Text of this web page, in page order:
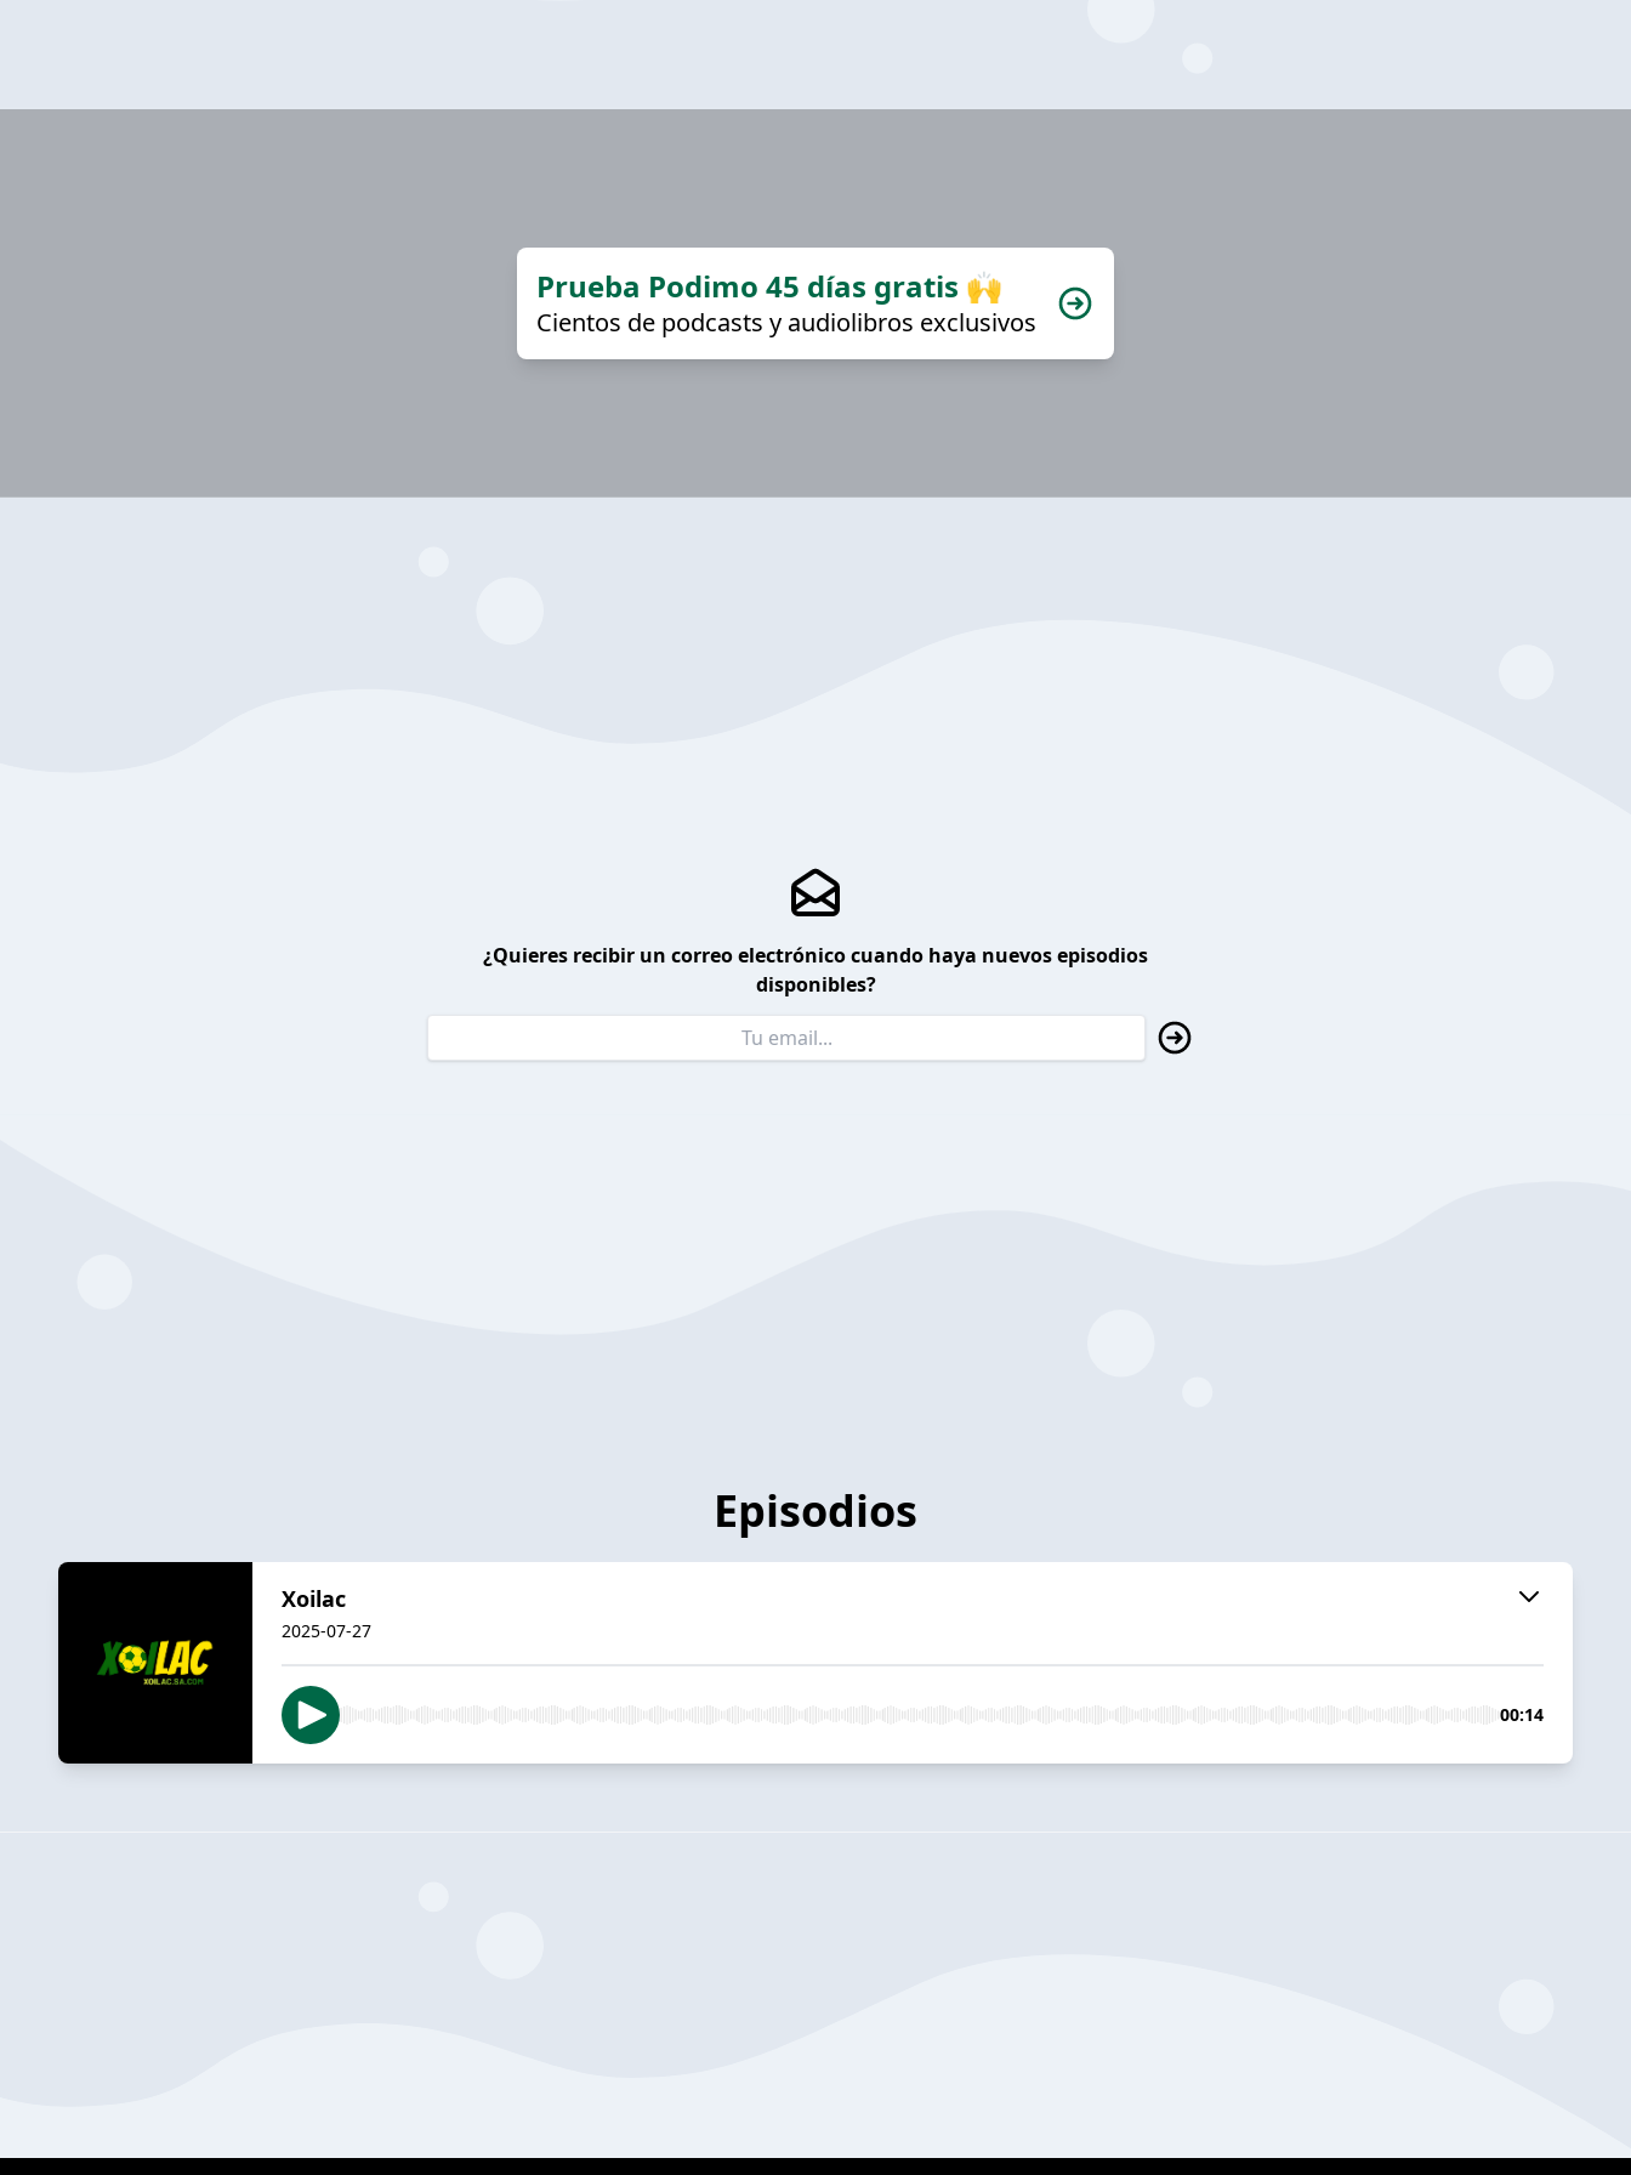
Prueba Podimo 45 días gratis 🙌
Cientos de podcasts y audiolibros exclusivos
¿Quieres recibir un correo electrónico cuando haya nuevos episodios
disponibles?
Episodios
Xoilac
2025-07-27
00:14